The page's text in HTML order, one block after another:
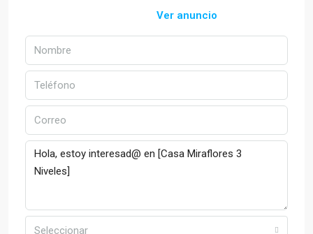
Ver anuncio
Seleccionar